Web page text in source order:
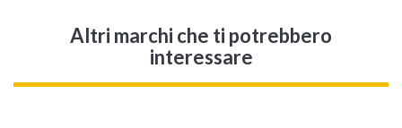
Altri marchi che ti potrebbero
interessare